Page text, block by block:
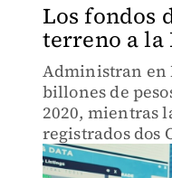
Los fondos
terreno a la
Administran en
billones de
2020, mientras
registrados dos
entonces